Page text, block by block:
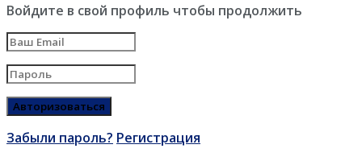
Войдите в свой профиль чтобы продолжить
Забыли пароль? Регистрация